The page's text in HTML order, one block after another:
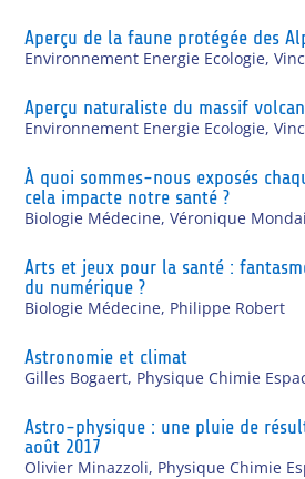
Aperçu de la faune protégée des
Environnement Energie Ecologie,
Aperçu naturaliste du massif
Environnement Energie Ecologie,
À quoi sommes-nous exposés
cela impacte notre santé ?
Biologie Médecine,Véronique
Arts et jeux pour la santé :
du numérique ?
Biologie Médecine, Philippe Robert
Astronomie et climat
Gilles Bogaert, Physique Chimie
Astro-physique : une pluie de
août 2017
Olivier Minazzoli, Physique Chimie